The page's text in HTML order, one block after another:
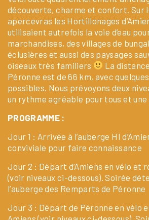
découverte, charme et confort. Sur
apercevras les Hortillonages
utilisaient autrefois la voie d’eau
marchandises, des villages de
éclusières et aussi des paysages
oiseaux très familiers
La
Péronne est de 66 km, avec
possibles. Nous prévoyons deux
un rythme agréable pour tous et une
PROGRAMME :
Jour 1 : Arrivée à l’auberge HI
conviviale pour faire connaissance
Jour 2 : Départ d’Amiens en vélo et
(voir niveaux ci-dessous). Soirée
l’auberge des Remparts de Péronne
Jour 3 : Départ de Péronne en vélo